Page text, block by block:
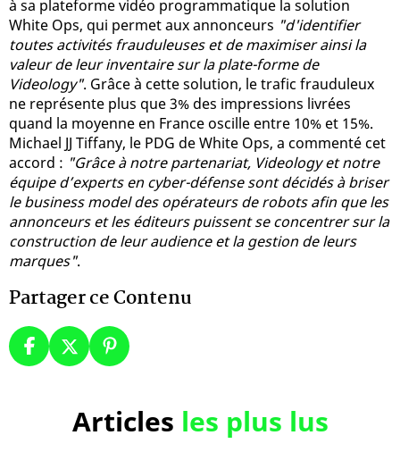
à sa plateforme vidéo programmatique la solution
White Ops, qui permet aux annonceurs "d'identifier
toutes activités frauduleuses et de maximiser ainsi la
valeur de leur inventaire sur la plate-forme de
Videology". Grâce à cette solution, le trafic frauduleux
ne représente plus que 3% des impressions livrées
quand la moyenne en France oscille entre 10% et 15%.
Michael JJ Tiffany, le PDG de White Ops, a commenté cet
accord : "Grâce à notre partenariat, Videology et notre
équipe d’experts en cyber-défense sont décidés à briser
le business model des opérateurs de robots afin que les
annonceurs et les éditeurs puissent se concentrer sur la
construction de leur audience et la gestion de leurs
marques".
Partager ce Contenu
Articles les plus lus